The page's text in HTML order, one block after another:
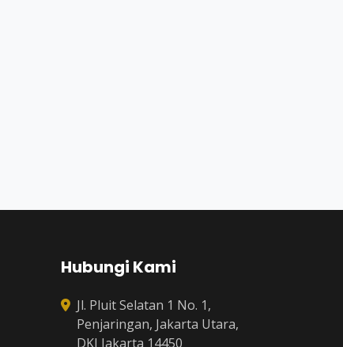
Hubungi Kami
Jl. Pluit Selatan 1 No. 1,
Penjaringan, Jakarta Utara,
DKI Jakarta 14450